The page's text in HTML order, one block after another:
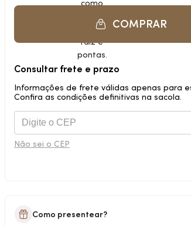
COMPRAR
Consultar frete e prazo
Informações de frete válidas apenas para
Confira as condições definitivas na sacola.
Não sei o CEP
Como presentear?